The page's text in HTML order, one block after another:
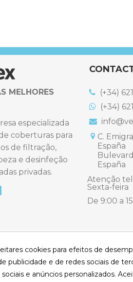
MELHORES
especializada
coberturas para
de filtração,
e desinfeção
privadas.
(+34)
(+34)
C.
España
España
Atenção
Sexta-feira
De 9:00 a
cookies para efeitos de
publicidade e de redes sociais de
e anúncios personalizados.